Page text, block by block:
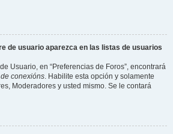
de usuario aparezca en las listas de usuarios
Usuario, en “Preferencias de Foros”, encontrará
conexións. Habilite esta opción y solamente
Moderadores y usted mismo. Se le contará